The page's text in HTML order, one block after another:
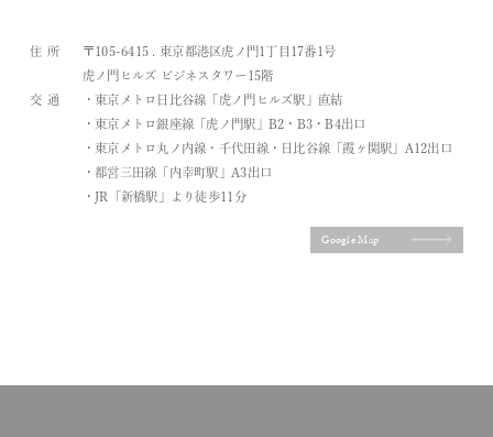
住所
〒105-6415 . 東京都港区虎ノ門1丁目17番1号
虎ノ門ヒルズ ビジネスタワー15階
交通
・東京メトロ日比谷線「虎ノ門ヒルズ駅」直結
・東京メトロ銀座線「虎ノ門駅」B2・B3・B4出口
・東京メトロ丸ノ内線・千代田線・日比谷線「霞ヶ関駅」A12出口
・都営三田線「内幸町駅」A3出口
・JR「新橋駅」より徒歩11分
Google Map